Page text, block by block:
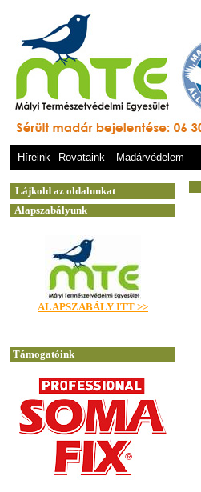
Híreink Rovataink Madárvédelem